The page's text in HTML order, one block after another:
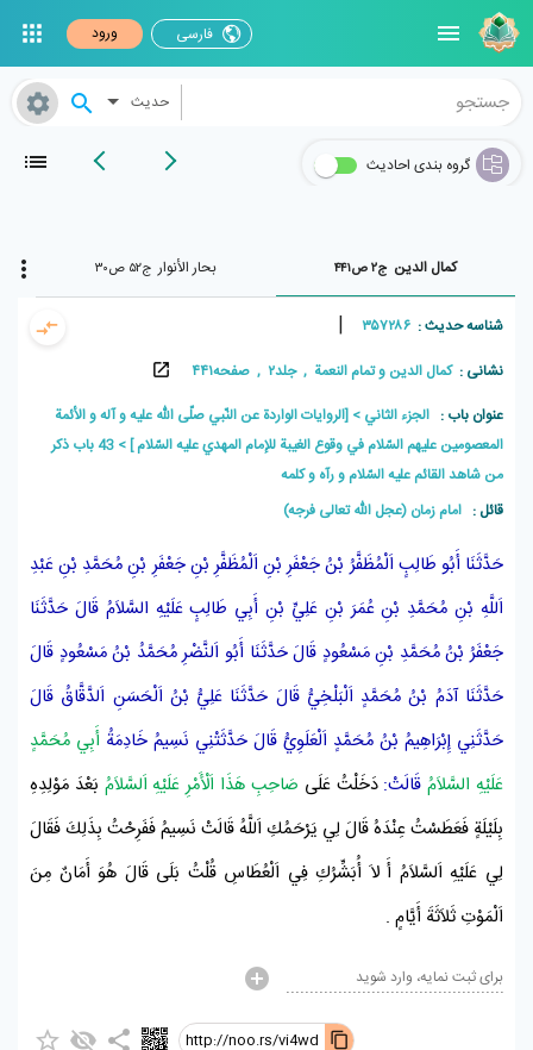
فارسی ورود
حدیث
گروه بندی احادیث
كمال الدين ج۲ ص۴۴۱ بحار الأنوار ج۵۲ ص۳۰
شناسه حدیث : ۳۵۷۲۸۶ |
نشانی :کمال الدين و تمام النعمة , جلد۲ , صفحه۴۴۱
عنوان باب : الجزء الثاني
[الروايات الواردة عن النّبي صلّى اللّه عليه و آله و الأئمة
المعصومين عليهم السّلام في وقوع الغيبة للإمام المهدي عليه السّلام ]
43 باب ذكر
من شاهد القائم عليه السّلام و رآه و كلمه
قائل : امام زمان (عجل الله تعالی فرجه)
حَدَّثَنَاأَبُو طَالِبٍ اَلْمُظَفَّرُ بْنُ جَعْفَرِ بْنِ اَلْمُظَفَّرِ بْنِ جَعْفَرِ بْنِ مُحَمَّدِ بْنِ عَبْدِ
اَللَّهِ بْنِ مُحَمَّدِ بْنِ عُمَرَ بْنِ عَلِيِّ بْنِ أَبِي طَالِبٍ عَلَيْهِ السَّلاَمُ قَالَ حَدَّثَنَا
جَعْفَرُ بْنُ مُحَمَّدِ بْنِ مَسْعُودٍ قَالَ حَدَّثَنَاأَبُو اَلنَّضْرِ مُحَمَّدُ بْنُ مَسْعُودٍ قَالَ
حَدَّثَنَاآدَمُ بْنُ مُحَمَّدٍ اَلْبَلْخِيُّ قَالَ حَدَّثَنَا عَلِيُّ بْنُ اَلْحَسَنِ اَلدَّقَّاقُ قَالَ
حَدَّثَنِي إِبْرَاهِيمُ بْنُ مُحَمَّدٍ اَلْعَلَوِيُّ قَالَ حَدَّثَتْنِي نَسِيمُ خَادِمَةُ أَبِي مُحَمَّدٍ
عَلَيْهِ السَّلاَمُقَالَتْ: دَخَلْتُ عَلَى صَاحِبِ هَذَا اَلْأَمْرِ عَلَيْهِ اَلسَّلاَمُ بَعْدَ مَوْلِدِهِ
بِلَيْلَةٍ فَعَطَسْتُ عِنْدَهُ قَالَ لِي يَرْحَمُكِ اَللَّهُ قَالَتْ نَسِيمُفَفَرِحْتُ بِذَلِكَ فَقَالَ
لِي عَلَيْهِ اَلسَّلاَمُ أَ لاَ أُبَشِّرُكِ فِي اَلْعُطَاسِ قُلْتُ بَلَى قَالَ هُوَ أَمَانٌ مِنَ
اَلْمَوْتِ ثَلاَثَةَ أَيَّامٍ .
برای ثبت نمایه، وارد شوید
http://noo.rs/vi4wd